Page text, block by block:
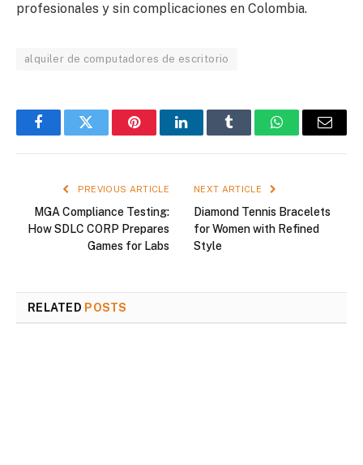
profesionales y sin complicaciones en Colombia.
alquiler de computadores de escritorio
FacebookTwitter PinterestLinkedInTumblr WhatsAppEmail
PREVIOUS ARTICLE
MGA Compliance Testing:
How SDLC CORP Prepares
Games for Labs
NEXT ARTICLE
Diamond Tennis Bracelets
for Women with Refined
Style
RELATED POSTS